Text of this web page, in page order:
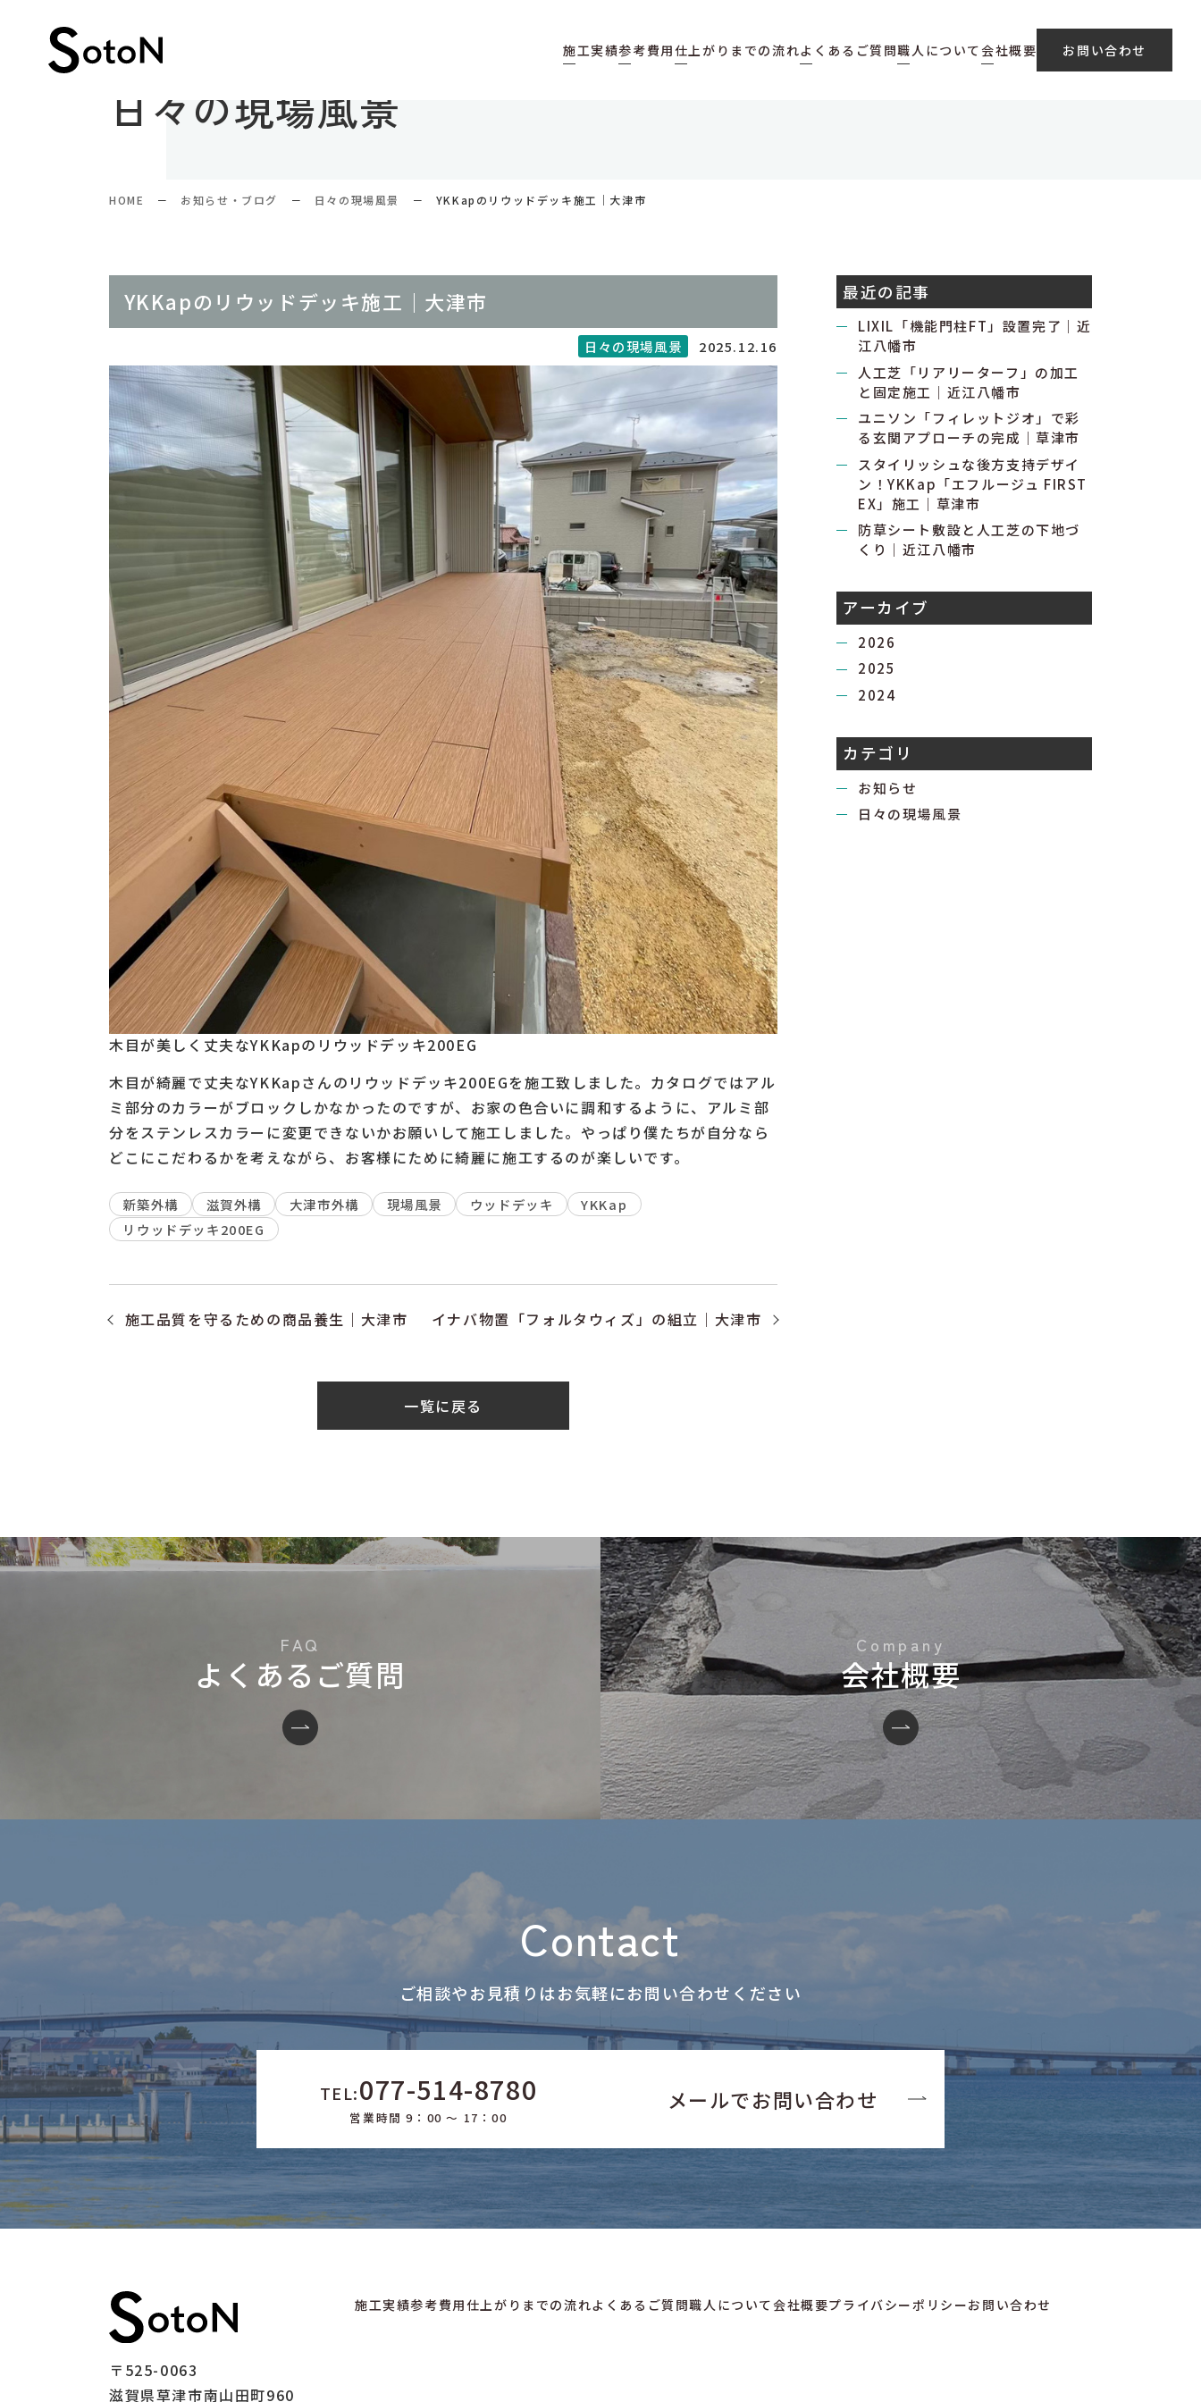
施工実績参考費用 仕上がりまでの流れよくあるご質問職人について会社概要 お問い合わせ
日々の現場風景
HOME お知らせ・ブログ 日々の現場風景 YKKapのリウッドデッキ施工｜大津市
YKKapのリウッドデッキ施工｜大津市
日々の現場風景 2025.12.16
木目が美しく丈夫なYKKapのリウッドデッキ200EG
木目が綺麗で丈夫なYKKapさんのリウッドデッキ200EGを施工致しました。カタログではアル
ミ部分のカラーがブロックしかなかったのですが、お家の色合いに調和するように、アルミ部
分をステンレスカラーに変更できないかお願いして施工しました。やっぱり僕たちが自分なら
どこにこだわるかを考えながら、お客様にために綺麗に施工するのが楽しいです。
新築外構 滋賀外構 大津市外構 現場風景 ウッドデッキ
YKKap
リウッドデッキ200EG
イナバ物置「フォルタウィズ」の組立｜大津市
施工品質を守るための商品養生｜大津市
一覧に戻る
最近の記事
LIXIL「機能門柱FT」設置完了｜近
江八幡市
人工芝「リアリーターフ」の加工
と固定施工｜近江八幡市
ユニソン「フィレットジオ」で彩
る玄関アプローチの完成｜草津市
スタイリッシュな後方支持デザイ
ン！YKKap「エフルージュ FIRST
EX」施工｜草津市
防草シート敷設と人工芝の下地づ
くり｜近江八幡市
アーカイブ
2026
2025
2024
カテゴリ
お知らせ
日々の現場風景
よくあるご質問 会社概要
Contact
ご相談やお見積りはお気軽にお問い合わせください
TEL:077-514-8780
営業時間 9：00 ～ 17：00
メールでお問い合わせ
〒525-0063
滋賀県草津市南山田町960
施工実績参考費用 仕上がりまでの流れよくあるご質問職人について会社概要プライバシーポリシーお問い合わせ